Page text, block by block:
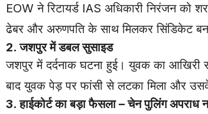
EOW ने रिटायर्ड IAS अधिकारी निरंजन को
ढेबर और अरुणपति के साथ मिलकर सिंडिकेट
2. जशपुर में डबल सुसाइड
जशपुर में दर्दनाक घटना हुई। युवक का आखिरी
बाद युवक पेड़ पर फांसी से लटका मिला और
3. हाईकोर्ट का बड़ा फैसला – चेन पुलिंग अपराध